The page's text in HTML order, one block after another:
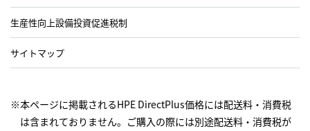
生産性向上設備投資促進税制
サイトマップ
※本ページに掲載されるHPE DirectPlus価格には配送料・消費税
は含まれておりません。ご購入の際には別途配送料・消費税が